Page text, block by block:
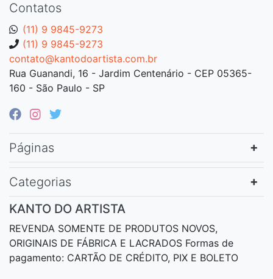
Contatos
(11) 9 9845-9273
(11) 9 9845-9273
contato@kantodoartista.com.br
Rua Guanandi, 16 - Jardim Centenário - CEP 05365-
160 - São Paulo - SP
Páginas
Categorias
KANTO DO ARTISTA
REVENDA SOMENTE DE PRODUTOS NOVOS,
ORIGINAIS DE FÁBRICA E LACRADOS Formas de
pagamento: CARTÃO DE CRÉDITO, PIX E BOLETO